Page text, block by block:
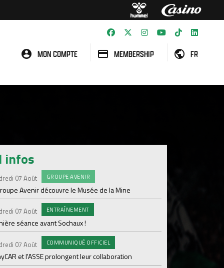
MON COMPTE MEMBERSHIP FR
infos
07 Août GROUPE AVENIR
Avenir découvre le Musée de la Mine
07 Août ENTRAÎNEMENT
séance avant Sochaux !
07 Août COMMUNIQUÉ OFFICIEL
et l'ASSE prolongent leur collaboration
pour Lamine Sonko